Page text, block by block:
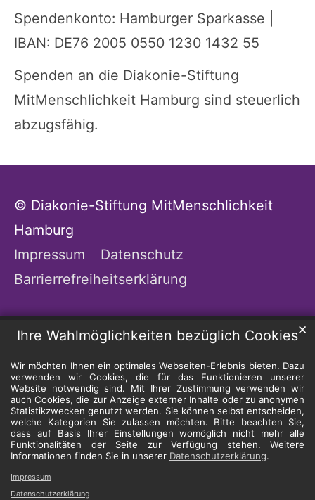
Ihre Wahlmöglichkeiten bezüglich Cookies
Wir möchten Ihnen ein optimales Webseiten-Erlebnis bieten. Dazu
verwenden wir Cookies, die für das Funktionieren unserer
Website notwendig sind. Mit Ihrer Zustimmung verwenden wir
auch Cookies, die zur Anzeige externer Inhalte oder zu anonymen
Statistikzwecken genutzt werden. Sie können selbst entscheiden,
welche Kategorien Sie zulassen möchten. Bitte beachten Sie,
dass auf Basis Ihrer Einstellungen womöglich nicht mehr alle
Funktionalitäten der Seite zur Verfügung stehen. Weitere
Informationen finden Sie in unserer Datenschutzerklärung.
✕
Impressum
Datenschutzerklärung
Spendenkonto: Hamburger Sparkasse |
IBAN: DE76 2005 0550 1230 1432 55
Spenden an die Diakonie-Stiftung
MitMenschlichkeit Hamburg sind steuerlich
abzugsfähig.
© Diakonie-Stiftung MitMenschlichkeit
Hamburg
Impressum
Datenschutz
Barrierrefreiheitserklärung